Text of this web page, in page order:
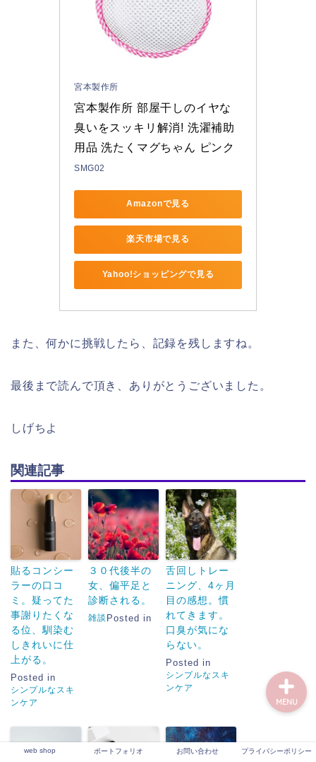
宮本製作所
宮本製作所 部屋干しのイヤな
臭いをスッキリ解消! 洗濯補助
用品 洗たくマグちゃん ピンク
SMG02
Amazonで見る
楽天市場で見る
Yahoo!ショッピングで見る
また、何かに挑戦したら、記録を残しますね。
最後まで読んで頂き、ありがとうございました。
しげちよ
関連記事
貼るコンシー
ラーの口コ
ミ。疑ってた
事謝りたくな
る位、馴染む
しきれいに仕
上がる。
Posted in
シンプルなスキ
ンケア
３０代後半の
女、偏平足と
診断される。
Posted in
雑談
舌回しトレー
ニング、4ヶ月
目の感想。慣
れてきます。
口臭が気にな
らない。
Posted in
シンプルなスキ
ンケア
web shop ポートフォリオ お問い合わせ プライバシーポリシー
MENU
web shop
ポートフォリオ
お問い合わせ
プライバシーポリシー